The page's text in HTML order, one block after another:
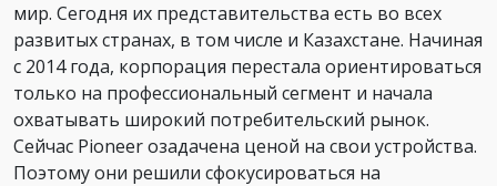
мир. Сегодня их представительства есть во всех
развитых странах, в том числе и Казахстане. Начиная
с 2014 года, корпорация перестала ориентироваться
только на профессиональный сегмент и начала
охватывать широкий потребительский рынок.
Сейчас Pioneer озадачена ценой на свои устройства.
Поэтому они решили сфокусироваться на